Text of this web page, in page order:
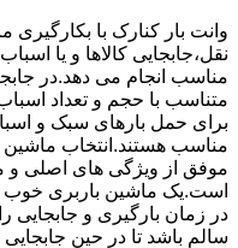
وانت بار کنارک با
نقل،جابجایی کالاها و یا
مناسب انجام می دهد.در
متناسب با حجم و تعداد
برای حمل بارهای سبک و
مناسب هستند.انتخاب
موفق از ویژگی های اصلی
است.یک ماشین باربری خوب
در زمان بارگیری و جابجایی
سالم باشد تا در حین جابجایی